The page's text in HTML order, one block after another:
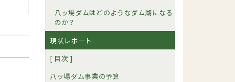
八ッ場ダムはどのようなダム湖になる
のか？
現状レポート
[ 目次 ]
八ッ場ダム事業の予算